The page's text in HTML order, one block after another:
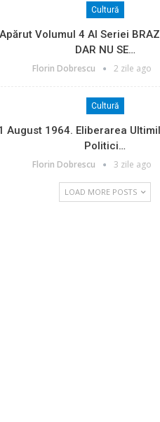
Cultură
Volumul 4 Al Seriei
DAR NU SE…
Florin Dobrescu 2 zile ago
Cultură
August 1964. Eliberarea
Politici…
Florin Dobrescu 3 zile ago
LOAD MORE POSTS